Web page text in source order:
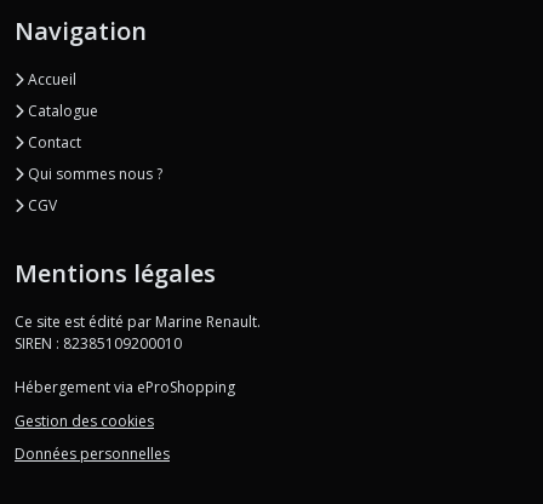
Navigation
Accueil
Catalogue
Contact
Qui sommes nous ?
CGV
Mentions légales
Ce site est édité par Marine Renault.
SIREN : 82385109200010
Hébergement via eProShopping
Gestion des cookies
Données personnelles